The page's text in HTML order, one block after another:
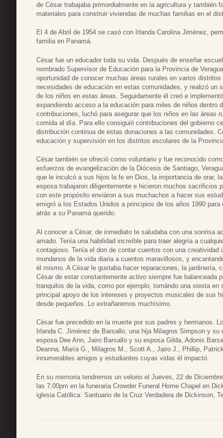
de César trabajaba primordialmente en la agricultura y también
materiales para construir viviendas de muchas familias en el
El 4 de Abril de 1954 se casó con Irlanda Carolina Jiménez,
familia en Panamá.
César fue un educador toda su vida. Después de enseñar
nombrado Supervisor de Educación para la Provincia de
oportunidad de conocer muchas áreas rurales en varios
necesidades de educación en estas comunidades, y realizó
de los niños en estas áreas. Seguidamente él creó e
expandiendo acceso a la educación para miles de niños dentro
contribuciones, luchó para asegurar que los niños en las áreas
comida al día. Para ello consiguió contribuciones del gobierno
distribución continua de estas donaciones a las comunidades.
educación y supervisión en los distritos escolares de la
César también se ofreció como voluntario y fue reconocido
esfuerzos de evangelización de la Diócesis de Santiago,
que le inculcó a sus hijos la fe en Dios, la importancia de orar,
esposa trabajaron diligentemente e hicieron muchos sacrificios
con este propósito enviáron a sus muchachos a hacer sus
emigró a los Estados Unidos a principios de los años 1990
atrás a su Panamá querido.
Al conocer a César, de inmediato te saludaba con una sonrisa
amado. Tenía una habilidad increíble para traer alegría a
contagioso. Tenía el don de contar cuentos con una
mundanos de la vida diaria a cuentos maravillosos, y
él mismo. A César le gustaba hacer reparaciones, la jardinería,
César de estar constantemente activo siempre fue balanceada
tranquilos de la vida, como por ejemplo, tomándo una siesta
principal apoyo de los intereses y proyectos musicales de sus
desde pequeños. Lo extrañaremos muchísimo.
César fue precedido en la muerte por sus padres y hermanos.
Irlanda C. Jiménez de Barsallo, una hija Milagros Simpson y
esposa Dee Ann, Jairo Barsallo y su esposa Gilda, Adonis
Deanna, María G., Milagros M., Scott A., Jairo J., Phillip,
innumerables amigos y estudiantes cuyas vidas él impactó.
En su memoria tendremos un velorio el Jueves, 22 de
las 7:00pm en la funeraria Crowder Funeral Home Chapel en
iglesia Católica: Santuario de la Cruz Verdadera de Dickinson,